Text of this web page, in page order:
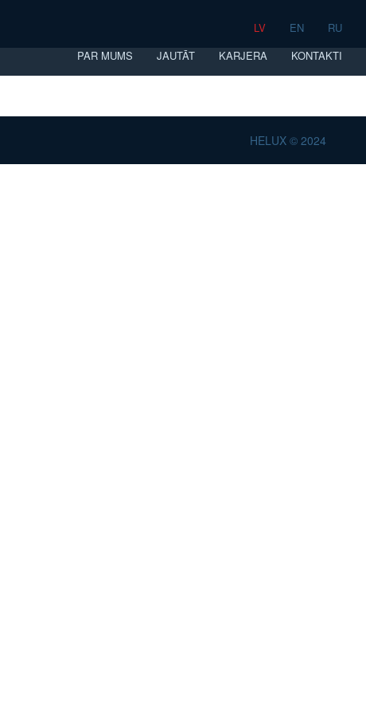
LV EN
RU
PAR MUMS
JAUTĀT KARJERA KONTAKTI
HELUX © 2024